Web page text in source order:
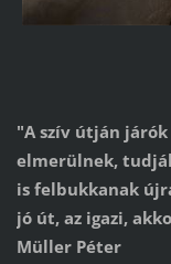
"A szív útján
elmerülnek,
is felbukkanak
jó út, az igazi,
Müller Péter